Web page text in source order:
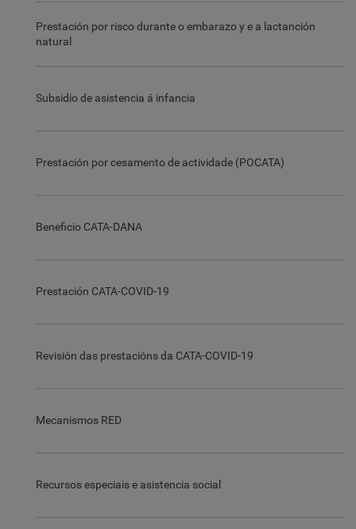
Prestación por risco durante o embarazo y e a lactanción
natural
Subsidio de asistencia á infancia
Prestación por cesamento de actividade (POCATA)
Beneficio CATA-DANA
Prestación CATA-COVID-19
Revisión das prestacións da CATA-COVID-19
Mecanismos RED
Recursos especiais e asistencia social